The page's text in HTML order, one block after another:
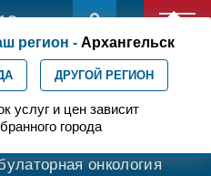
регион - Архангельск
ДРУГОЙ РЕГИОН
услуг и цен зависит
города
Протонная терапия
онкология